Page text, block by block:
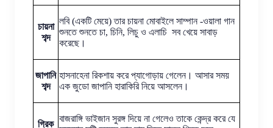
চায়না
শব্দ
লবি (একটি মেয়ে) তার চায়না মোবাইলে সাম্পান -ওয়ালা গান
শুনতে শুনতে চা, চিনি, লিচু ও এলাচি সব খেয়ে সাবাড়
করেছে।
জাপানি
শব্দ
হাসনাহেনা রিকশায় করে প্যাগোড়ায় গেলেন। আসার সময়
এক জুডো জাপানি হারাকিরি নিয়ে আসলেন।
গ্রিক
বাজরাঙ্গি ভাইজান সুরঙ্গ দিয়ে না গেলেও তাকে কেন্দ্র করে যে